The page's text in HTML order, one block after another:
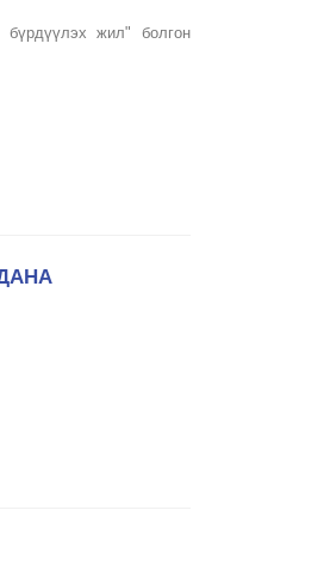
жил" болгон